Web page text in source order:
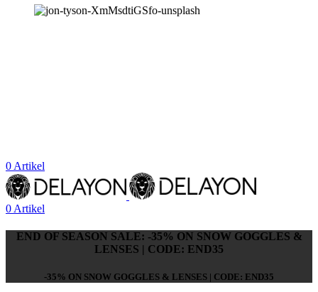
0 Artikel
0 Artikel
END OF SEASON SALE: -35% ON SNOW GOGGLES &
LENSES | CODE: END35
-35% ON SNOW GOGGLES & LENSES | CODE: END35